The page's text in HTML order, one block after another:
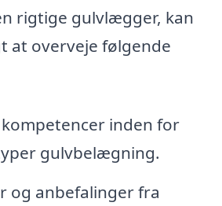
rigtige gulvlægger, kan
at overveje følgende
inden for
gulvbelægning.
og anbefalinger fra